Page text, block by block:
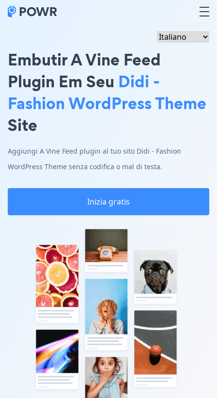
Embutir A Vine Feed
Plugin Em Seu Didi -
Fashion WordPress Theme
Site
Aggiungi A Vine Feed plugin al tuo sito Didi - Fashion
WordPress Theme senza codifica o mal di testa.
Inizia gratis